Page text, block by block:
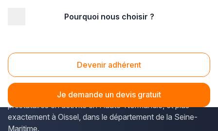
Pourquoi nous choisir ?
Devenir adhérent
Je demande un devis gratuit
Menuiserie Oissel (76350)
Les menuisiers sont les professionnels répertoriés sur
plus-que-pro.fr. Le site donne un bon aperçu des
prestataires en activité en Haute-Normandie, et plus
exactement à Oissel, dans le département de la Seine-
Maritime.